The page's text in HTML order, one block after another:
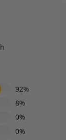
92%
8%
0%
0%